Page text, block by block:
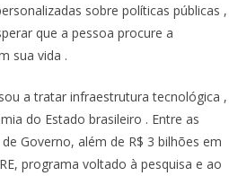
sobre políticas públicas ,
que a pessoa procure a
sua vida .
atratar infraestruturatecnológica ,
do Estado brasileiro . Entre as
de Governo, além de R$ 3 bilhões em
programa voltado à pesquisa e ao